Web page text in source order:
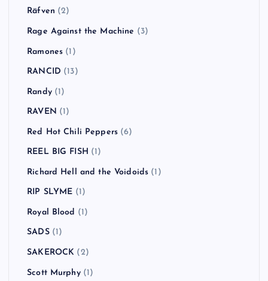
Räfven (2)
Rage Against the Machine (3)
Ramones (1)
RANCID (13)
Randy(1)
RAVEN (1)
Red Hot Chili Peppers (6)
REEL BIG FISH (1)
Richard Hell and the Voidoids (1)
RIP SLYME (1)
Royal Blood (1)
SADS(1)
SAKEROCK (2)
Scott Murphy(1)